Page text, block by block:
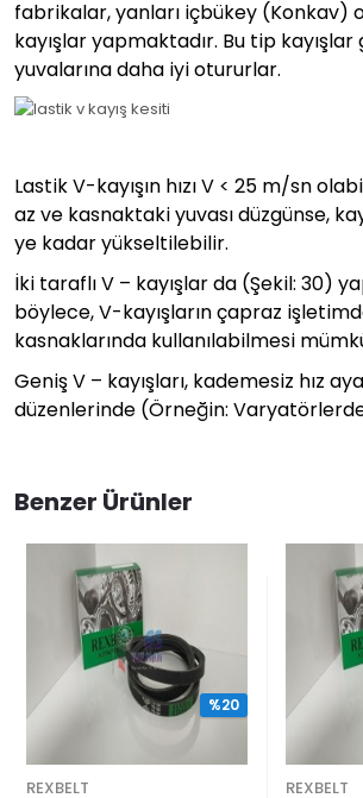
fabrikalar, yanları içbükey (Konkav)
kayışlar yapmaktadır. Bu tip
yuvalarına daha iyi otururlar.
Lastik V-kayışın hızı V < 25 m/sn
az ve kasnaktaki yuvası düzgünse,
ye kadar yükseltilebilir.
İki taraflı V – kayışlar da (Şekil: 30)
böylece, V-kayışların çapraz
kasnaklarında kullanılabilmesi
Geniş V – kayışları, kademesiz hız
düzenlerinde (Örneğin:
Benzer Ürünler
REXBELT
%20
REXBELT